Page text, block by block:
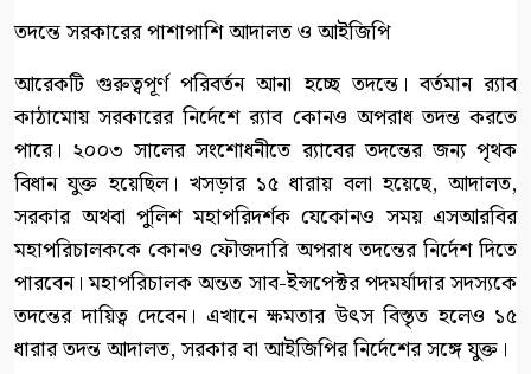
তদন্তে সরকারের পাশাপাশি আদালত ও আইজিপি
আরেকটি গুরুত্বপূর্ণ পরিবর্তন আনা হচ্ছে তদন্তে। বর্তমান র‍্যাব
কাঠামোয় সরকারের নির্দেশে র‍্যাব কোনও অপরাধ তদন্ত করতে
পারে। ২০০৩ সালের সংশোধনীতে র‍্যাবের তদন্তের জন্য পৃথক
বিধান যুক্ত হয়েছিল। খসড়ার ১৫ ধারায় বলা হয়েছে, আদালত,
সরকার অথবা পুলিশ মহাপরিদর্শক যেকোনও সময় এসআরবির
মহাপরিচালককে কোনও ফৌজদারি অপরাধ তদন্তের নির্দেশ দিতে
পারবেন। মহাপরিচালক অন্তত সাব-ইন্সপেক্টর পদমর্যাদার সদস্যকে
তদন্তের দায়িত্ব দেবেন। এখানে ক্ষমতার উৎস বিস্তৃত হলেও ১৫
ধারার তদন্ত আদালত, সরকার বা আইজিপির নির্দেশের সঙ্গে যুক্ত।